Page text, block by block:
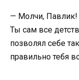
— Молчи,
Ты сам все
позволял себе
правильно тебя